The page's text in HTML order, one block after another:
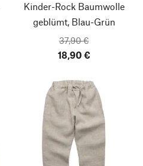
Kinder-Rock Baumwolle
geblümt, Blau-Grün
37,90 €
18,90 €